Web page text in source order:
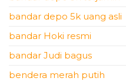
bandar depo 5k uang asli
bandar Hoki resmi
bandar Judi bagus
bendera merah putih